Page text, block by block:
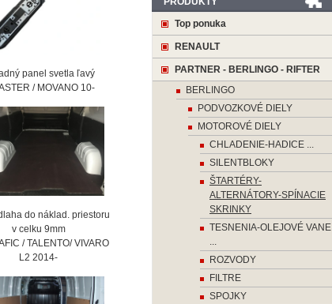
Top ponuka
RENAULT
PARTNER - BERLINGO - RIFTER
BERLINGO
PODVOZKOVÉ DIELY
MOTOROVÉ DIELY
CHLADENIE-HADICE ...
SILENTBLOKY
ŠTARTÉRY-
ALTERNÁTORY-SPÍNACIE
SKRINKY
TESNENIA-OLEJOVÉ VANE
...
ROZVODY
FILTRE
SPOJKY
panel svetla ľavý
/ MOVANO 10-
do náklad. priestoru
9mm
/ TALENTO/ VIVARO
2014-